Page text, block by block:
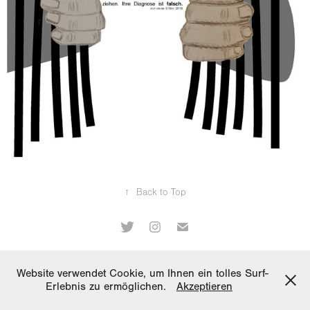
↑ Back to Top
Website verwendet Cookie, um Ihnen ein tolles Surf-
Erlebnis zu ermöglichen.
Akzeptieren